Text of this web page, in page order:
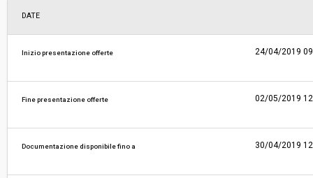
DATE
Inizio presentazione offerte 24/04/2019
Fine presentazione offerte 02/05/2019
Documentazione disponibile fino a 30/04/2019